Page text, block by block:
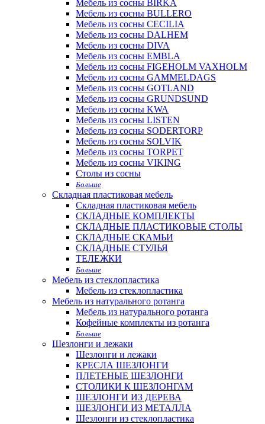
Мебель из сосны BIRKA
Мебель из сосны BULLERO
Мебель из сосны CECILIA
Мебель из сосны DALHEM
Мебель из сосны DIVA
Мебель из сосны EMBLA
Мебель из сосны FIGEHOLM VAXHOLM
Мебель из сосны GAMMELDAGS
Мебель из сосны GOTLAND
Мебель из сосны GRUNDSUND
Мебель из сосны KWA
Мебель из сосны LISTEN
Мебель из сосны SODERTORP
Мебель из сосны SOLVIK
Мебель из сосны TORPET
Мебель из сосны VIKING
Столы из сосны
Больше
Складная пластиковая мебель
Складная пластиковая мебель
СКЛАДНЫЕ КОМПЛЕКТЫ
СКЛАДНЫЕ ПЛАСТИКОВЫЕ СТОЛЫ
СКЛАДНЫЕ СКАМЬИ
СКЛАДНЫЕ СТУЛЬЯ
ТЕЛЕЖКИ
Больше
Мебель из стеклопластика
Мебель из стеклопластика
Мебель из натурального ротанга
Мебель из натурального ротанга
Кофейные комплекты из ротанга
Больше
Шезлонги и лежаки
Шезлонги и лежаки
КРЕСЛА ШЕЗЛОНГИ
ПЛЕТЕНЫЕ ШЕЗЛОНГИ
СТОЛИКИ К ШЕЗЛОНГАМ
ШЕЗЛОНГИ ИЗ ДЕРЕВА
ШЕЗЛОНГИ ИЗ МЕТАЛЛА
Шезлонги из стеклопластика